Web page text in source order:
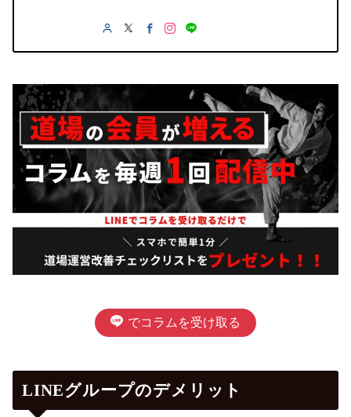
でコラムを受け取る
LINEグループのデメリット